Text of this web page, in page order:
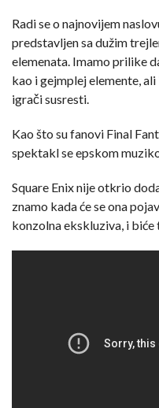
Radi se o najnovijem
predstavljen sa dužim
elemenata. Imamo prilike
kao i gejmplej elemente,
igrači susresti.
Kao što su fanovi Final
spektakl se epskom
Square Enix nije otkrio
znamo kada će se ona
konzolna ekskluziva, i biće